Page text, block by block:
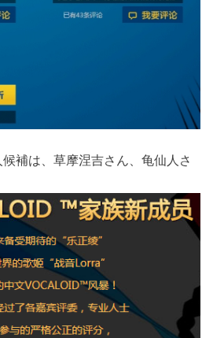
候補は、草摩涅吉さん、龟仙人さ